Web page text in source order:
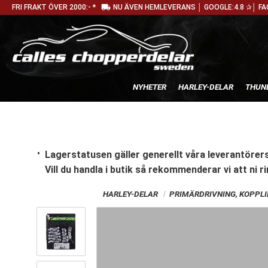
FRI FRAKT ÖVER 2000:- * local_shipping NU ÄVEN HEMLEVERANS │ GOOGLE:4.8 ✰│
NYHETER HARLEY-DELAR
Lagerstatusen gäller generellt våra
Vill du handla i butik så rekommenderar vi att ni
HARLEY-DELAR PRIMÄRDRIVNING,